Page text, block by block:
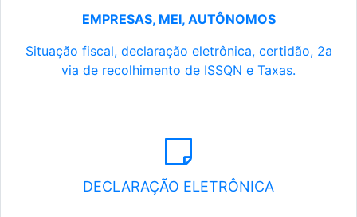
EMPRESAS, MEI, AUTÔNOMOS
Situação fiscal, declaração eletrônica, certidão, 2a
via de recolhimento de ISSQN e Taxas.
DECLARAÇÃO ELETRÔNICA